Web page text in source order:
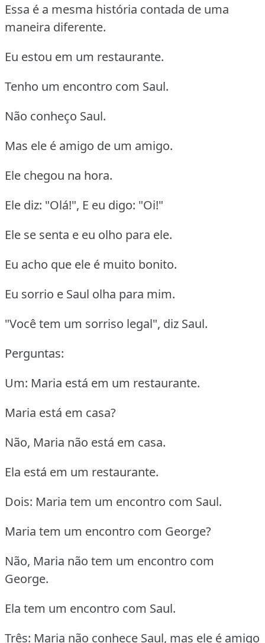
Essa é a mesma história contada de uma
maneira diferente.
Eu estou em um restaurante.
Tenho um encontro com Saul.
Não conheço Saul.
Mas ele é amigo de um amigo.
Ele chegou na hora.
Ele diz: "Olá!", E eu digo: "Oi!"
Ele se senta e eu olho para ele.
Eu acho que ele é muito bonito.
Eu sorrio e Saul olha para mim.
"Você tem um sorriso legal", diz Saul.
Perguntas:
Um: Maria está em um restaurante.
Maria está em casa?
Não, Maria não está em casa.
Ela está em um restaurante.
Dois: Maria tem um encontro com Saul.
Maria tem um encontro com George?
Não, Maria não tem um encontro com
George.
Ela tem um encontro com Saul.
Três: Maria não conhece Saul, mas ele é amigo